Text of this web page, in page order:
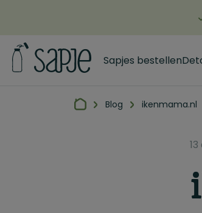
Sapjes bestellen
Blog ikenmama.nl